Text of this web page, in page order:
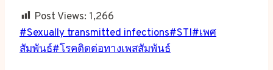
Post Views: 1,266
Post
Tags:
#Sexually transmitted infections#STI#เพศ
สัมพันธ์#โรคติดต่อทางเพสสัมพันธ์